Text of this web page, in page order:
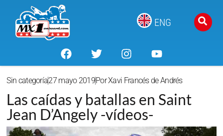
ENG
Sin categoría27 mayo 2019PorXavi Francés de Andrés
Las caídas y batallas en Saint
Jean D’Angely -vídeos-